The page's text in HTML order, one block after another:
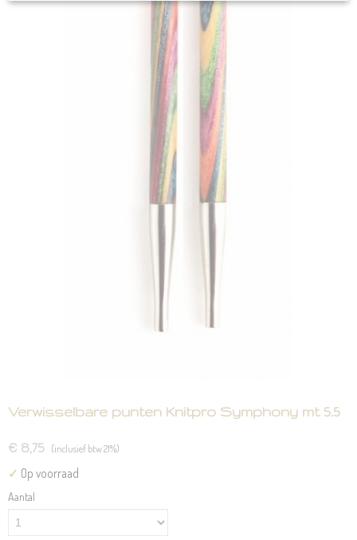
Verwisselbare punten Knitpro Symphony mt 5.5
€ 8,75 (inclusief btw 21%)
✓ Op voorraad
Aantal